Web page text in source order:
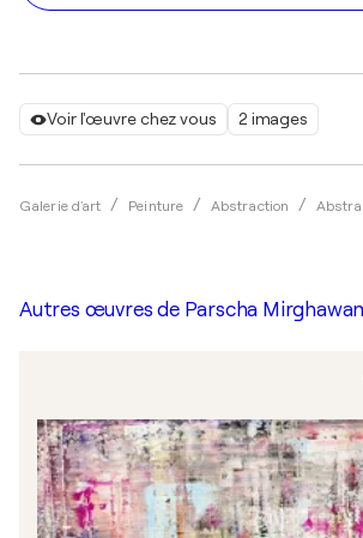
Voir l'œuvre chez vous 2 images
Galerie d'art Peinture Abstraction
Autres œuvres de Parscha